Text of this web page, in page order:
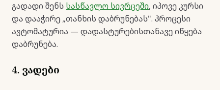
გადადი შენს სასწავლო სივრცეში, იპოვე კურსი
და დააჭირე „თანხის დაბრუნებას". პროცესი
ავტომატურია — დადასტურებისთანავე იწყება
დაბრუნება.
4. ვადები